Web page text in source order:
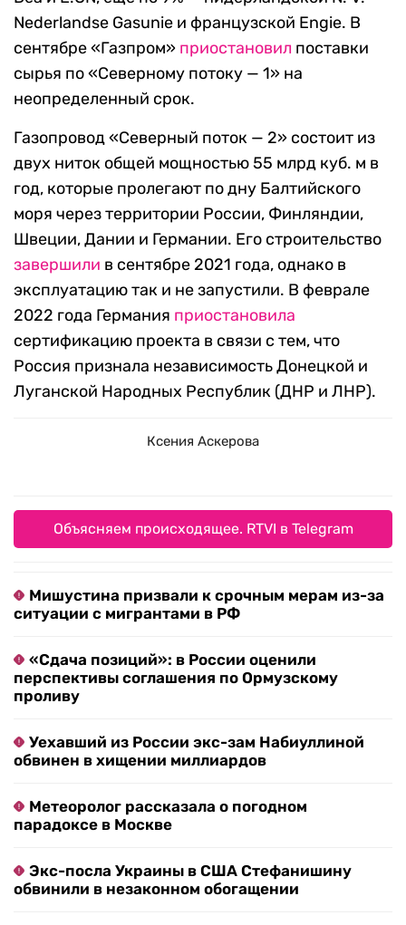
Nederlandse Gasunie и французской Engie. В
сентябре «Газпром» приостановил поставки
сырья по «Северному потоку — 1» на
неопределенный срок.
Газопровод «Северный поток — 2» состоит из
двух ниток общей мощностью 55 млрд куб. м в
год, которые пролегают по дну Балтийского
моря через территории России, Финляндии,
Швеции, Дании и Германии. Его строительство
завершили в сентябре 2021 года, однако в
эксплуатацию так и не запустили. В феврале
2022 года Германия приостановила
сертификацию проекта в связи с тем, что
Россия признала независимость Донецкой и
Луганской Народных Республик (ДНР и ЛНР).
Ксения Аскерова
Объясняем происходящее. RTVI в Telegram
Мишустина призвали к срочным мерам из-за
ситуации с мигрантами в РФ
«Сдача позиций»: в России оценили
перспективы соглашения по Ормузскому
проливу
Уехавший из России экс-зам Набиуллиной
обвинен в хищении миллиардов
Метеоролог рассказала о погодном
парадоксе в Москве
Экс-посла Украины в США Стефанишину
обвинили в незаконном обогащении